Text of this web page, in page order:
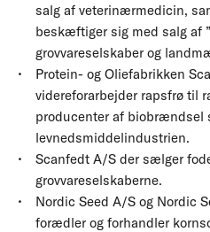
salg af veterinærmedicin,
beskæftiger sig med salg af
grovvareselskaber og
Protein- og Oliefabrikken
videreforarbejder rapsfrø til
producenter af biobrændsel
levnedsmiddelindustrien.
Scanfedt A/S der sælger
grovvareselskaberne.
Nordic Seed A/S og Nordic
forædler og forhandler